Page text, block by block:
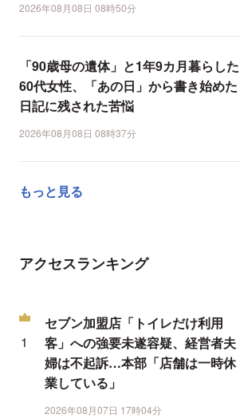
2026年08月08日 08時50分
「90歳母の遺体」と1年9カ月暮らした
60代女性、「あの日」から書き始めた
日記に残された苦悩
2026年08月08日 08時37分
もっと見る
アクセスランキング
セブン加盟店「トイレだけ利用
客」への強要未遂容疑、経営者夫
婦は不起訴…本部「店舗は一時休
業している」
2026年08月07日 17時04分